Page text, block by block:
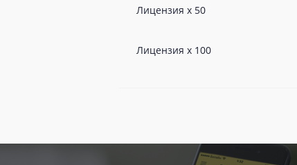
Лицензия х 50
Лицензия х 100